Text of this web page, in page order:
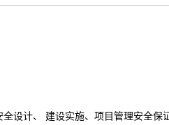
设计、 建设实施、项目管理安全保